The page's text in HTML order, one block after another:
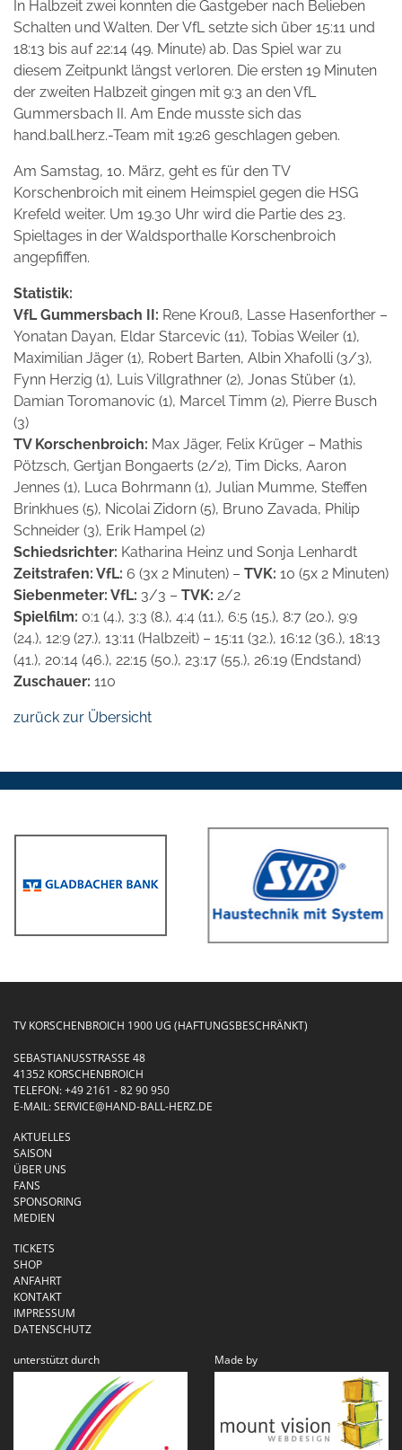
In Halbzeit zwei konnten die Gastgeber nach Belieben
Schalten und Walten. Der VfL setzte sich über 15:11 und
18:13 bis auf 22:14 (49. Minute) ab. Das Spiel war zu
diesem Zeitpunkt längst verloren. Die ersten 19 Minuten
der zweiten Halbzeit gingen mit 9:3 an den VfL
Gummersbach II. Am Ende musste sich das
hand.ball.herz.-Team mit 19:26 geschlagen geben.
Am Samstag, 10. März, geht es für den TV
Korschenbroich mit einem Heimspiel gegen die HSG
Krefeld weiter. Um 19.30 Uhr wird die Partie des 23.
Spieltages in der Waldsporthalle Korschenbroich
angepfiffen.
Statistik:
VfL Gummersbach II: Rene Krouß, Lasse Hasenforther –
Yonatan Dayan, Eldar Starcevic (11), Tobias Weiler (1),
Maximilian Jäger (1), Robert Barten, Albin Xhafolli (3/3),
Fynn Herzig (1), Luis Villgrathner (2), Jonas Stüber (1),
Damian Toromanovic (1), Marcel Timm (2), Pierre Busch
(3)
TV Korschenbroich: Max Jäger, Felix Krüger – Mathis
Pötzsch, Gertjan Bongaerts (2/2), Tim Dicks, Aaron
Jennes (1), Luca Bohrmann (1), Julian Mumme, Steffen
Brinkhues (5), Nicolai Zidorn (5), Bruno Zavada, Philip
Schneider (3), Erik Hampel (2)
Schiedsrichter: Katharina Heinz und Sonja Lenhardt
Zeitstrafen: VfL: 6 (3x 2 Minuten) – TVK: 10 (5x 2 Minuten)
Siebenmeter: VfL: 3/3 – TVK: 2/2
Spielfilm: 0:1 (4.), 3:3 (8.), 4:4 (11.), 6:5 (15.), 8:7 (20.), 9:9
(24.), 12:9 (27.), 13:11 (Halbzeit) – 15:11 (32.), 16:12 (36.), 18:13
(41.), 20:14 (46.), 22:15 (50.), 23:17 (55.), 26:19 (Endstand)
Zuschauer: 110
zurück zur Übersicht
TV KORSCHENBROICH 1900 UG (HAFTUNGSBESCHRÄNKT)
SEBASTIANUSSTRASSE 48
41352 KORSCHENBROICH
TELEFON:+49 2161 - 82 90 950
E-MAIL:SERVICE@HAND-BALL-HERZ.DE
AKTUELLES
SAISON
ÜBER UNS
FANS
SPONSORING
MEDIEN
TICKETS
SHOP
ANFAHRT
KONTAKT
IMPRESSUM
DATENSCHUTZ
unterstützt durch
Made by